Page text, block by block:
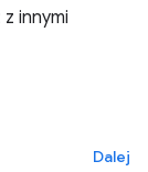
innymi
Dalej